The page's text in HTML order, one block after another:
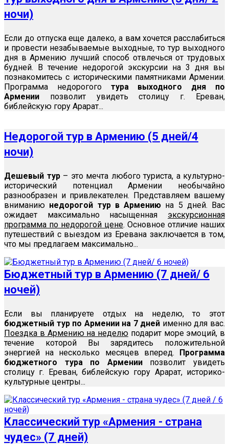
ночи)
Если до отпуска еще далеко, а вам хочется расслабиться
и провести незабываемые выходные, то тур выходного
дня в Армению лучший способ отвлечься от трудовых
будней. В течение недорогой экскурсии на 3 дня вы
познакомитесь с историческими памятниками Армении.
Программа недорогого тура выходного дня по
Армении позволит увидеть столицу г. Ереван,
библейскую гору Арарат...
Недорогой тур в Армению (5 дней/4
ночи)
Дешевый тур– это мечта любого туриста, а культурно-
исторический потенциал Армении необычайно
разнообразен и привлекателен. Представляем вашему
вниманию недорогой тур в Армению на 5 дней. Вас
ожидает максимально насыщенная экскурсионная
программа по недорогой цене. Основное отличие наших
путешествий с выездом из Еревана заключается в том,
что мы предлагаем максимально...
Бюджетный тур в Армению (7 дней/ 6
ночей)
Если вы планируете отдых на неделю, то этот
бюджетный тур по Армении на 7 дней именно для вас.
Поездка в Армению на неделю подарит море эмоций, в
течение которой Вы зарядитесь положительной
энергией на несколько месяцев вперед. Программа
бюджетного тура по Армениипозволит увидеть
столицу г. Ереван, библейскую гору Арарат, историко-
культурные центры...
Классический тур «Армения - страна
чудес» (7 дней)